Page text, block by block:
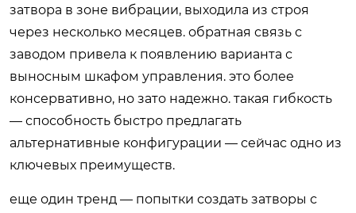
затвора в зоне вибрации, выходила из строя
через несколько месяцев. обратная связь с
заводом привела к появлению варианта с
выносным шкафом управления. это более
консервативно, но зато надежно. такая гибкость
— способность быстро предлагать
альтернативные конфигурации — сейчас одно из
ключевых преимуществ.
еще один тренд — попытки создать затворы с